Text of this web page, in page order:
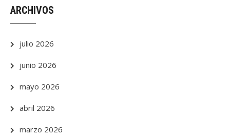
ARCHIVOS
julio 2026
junio 2026
mayo 2026
abril 2026
marzo 2026